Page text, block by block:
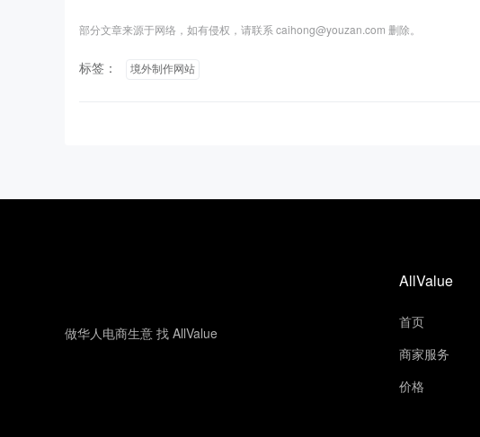
部分文章来源于网络，如有侵权，请联系 caihong@youzan.com 删除。
标签： 境外制作网站
做华人电商生意 找 AllValue
AllValue
首页
商家服务
价格